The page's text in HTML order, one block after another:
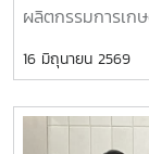
ผลิตกรรมการเก
University ประเ
วิชาการ (MOU)
และนักศึกษาระห
16 มิถุนายน